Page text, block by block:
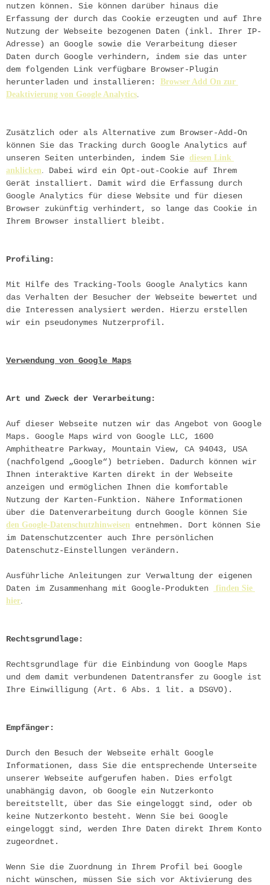
nutzen können. Sie können darüber hinaus die
Erfassung der durch das Cookie erzeugten und auf Ihre
Nutzung der Webseite bezogenen Daten (inkl. Ihrer IP-
Adresse) an Google sowie die Verarbeitung dieser
Daten durch Google verhindern, indem sie das unter
dem folgenden Link verfügbare Browser-Plugin
herunterladen und installieren:
Browser Add On zur
Deaktivierung von Google Analytics
Zusätzlich oder als Alternative zum Browser-Add-On
können Sie das Tracking durch Google Analytics auf
unseren Seiten unterbinden, indem Sie diesen Link
anklicken
Dabei wird ein Opt-out-Cookie auf Ihrem
Gerät installiert. Damit wird die Erfassung durch
Google Analytics für diese Website und für diesen
Browser zukünftig verhindert, so lange das Cookie in
Ihrem Browser installiert bleibt.
Profiling:
Mit Hilfe des Tracking-Tools Google Analytics kann
das Verhalten der Besucher der Webseite bewertet und
die Interessen analysiert werden. Hierzu erstellen
wir ein pseudonymes Nutzerprofil.
Verwendung von Google Maps
Art und Zweck der Verarbeitung:
Auf dieser Webseite nutzen wir das Angebot von Google
Maps. Google Maps wird von Google LLC, 1600
Amphitheatre Parkway, Mountain View, CA 94043, USA
(nachfolgend „Google“) betrieben. Dadurch können wir
Ihnen interaktive Karten direkt in der Webseite
anzeigen und ermöglichen Ihnen die komfortable
Nutzung der Karten-Funktion. Nähere Informationen
über die Datenverarbeitung durch Google können Sie
den Google-Datenschutzhinweisen
entnehmen. Dort können Sie
im Datenschutzcenter auch Ihre persönlichen
Datenschutz-Einstellungen verändern.
Ausführliche Anleitungen zur Verwaltung der eigenen
Daten im Zusammenhang mit Google-Produkten
finden Sie
hier
Rechtsgrundlage:
Rechtsgrundlage für die Einbindung von Google Maps
und dem damit verbundenen Datentransfer zu Google ist
Ihre Einwilligung (Art. 6 Abs. 1 lit. a DSGVO).
Empfänger:
Durch den Besuch der Webseite erhält Google
Informationen, dass Sie die entsprechende Unterseite
unserer Webseite aufgerufen haben. Dies erfolgt
unabhängig davon, ob Google ein Nutzerkonto
bereitstellt, über das Sie eingeloggt sind, oder ob
keine Nutzerkonto besteht. Wenn Sie bei Google
eingeloggt sind, werden Ihre Daten direkt Ihrem Konto
zugeordnet.
Wenn Sie die Zuordnung in Ihrem Profil bei Google
nicht wünschen, müssen Sie sich vor Aktivierung des